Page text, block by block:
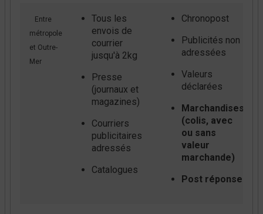
Entre
métropole
et Outre-
Mer
Tous les
envois de
courrier
jusqu'à 2kg
Presse
(journaux et
magazines)
Courriers
publicitaires
adressés
Catalogues
Chronopost
Publicités non
adressées
Valeurs
déclarées
Marchandises
(colis, avec
ou sans
valeur
marchande)
Post réponse